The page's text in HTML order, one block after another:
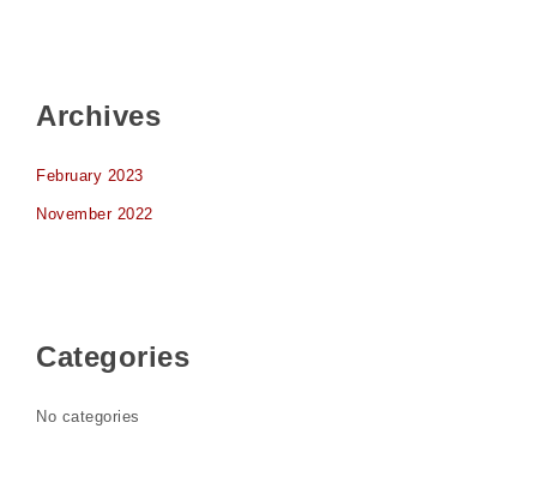
Archives
February 2023
November 2022
Categories
No categories